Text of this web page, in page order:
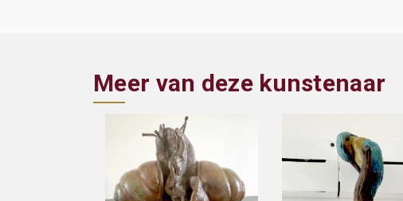
Meer van deze kunstenaar